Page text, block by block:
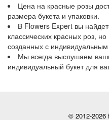
Цена на красные розы
размера букета и упаковки.
В Flowers Expert вы
классических красных роз,
созданных с
Мы всегда выслушаем
индивидуальный букет для
© 2012-2026